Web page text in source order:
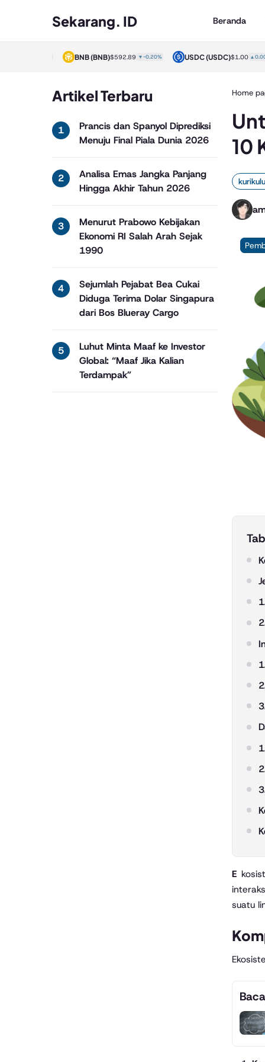
Sekarang. ID Beranda
BNB(BNB)$592.89▼-0.20% USDC(USDC)$1.00 ▲0.00%
Artikel Terbaru
Prancis dan Spanyol Diprediksi
Menuju Final Piala Dunia 2026
Analisa Emas Jangka Panjang
Hingga Akhir Tahun 2026
Menurut Prabowo Kebijakan
Ekonomi RI Salah Arah Sejak
1990
Sejumlah Pejabat Bea Cukai
Diduga Terima Dolar Singapura
dari Bos Blueray Cargo
Luhut Minta Maaf ke Investor
Global: “Maaf Jika Kalian
Terdampak”
Home
10
Ekosistem adalah hubungan timbal balik antara makhluk hidup dengan lingkungannya. Dalam ekosistem, terdapat
suatu